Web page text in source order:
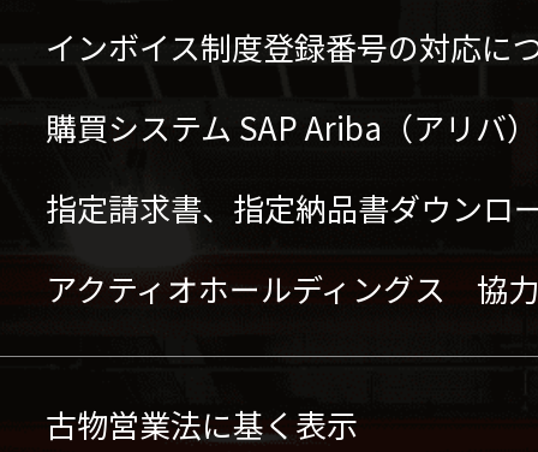
インボイス制度登録番号の対応に
購買システム SAP Ariba（アリバ
指定請求書、指定納品書ダウンロ
アクティオホールディングス 協
古物営業法に基く表示